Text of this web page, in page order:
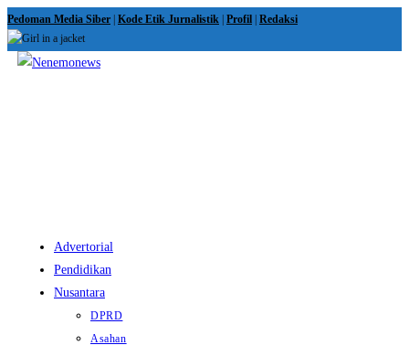
Skip
to
content
Pedoman Media Siber Kode Etik Jurnalistik Profil Redaksi
Advertorial
Pendidikan
Nusantara
DPRD
Asahan